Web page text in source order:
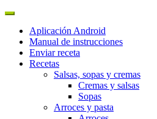
Aplicación Android
Manual de instrucciones
Enviar receta
Recetas
Salsas, sopas y cremas
Cremas y salsas
Sopas
Arroces y pasta